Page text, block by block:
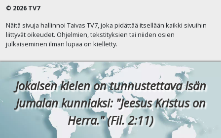
© 2026 TV7
Näitä sivuja hallinnoi Taivas TV7, joka pidättää itsellään kaikki sivuihin
liittyvät oikeudet. Ohjelmien, tekstityksien tai niiden osien
julkaiseminen ilman lupaa on kielletty.
Jokaisen kielen on tunnustettava Isän
Jumalan kunniaksi: "Jeesus Kristus on
Herra." (Fil. 2:11)